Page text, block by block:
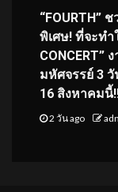
“FOURTH”
พิเศษ! ที่จะทำ
CONCERT”
มหัศจรรย์ 3
16 สิงหาคมนี้
2 วัน ago